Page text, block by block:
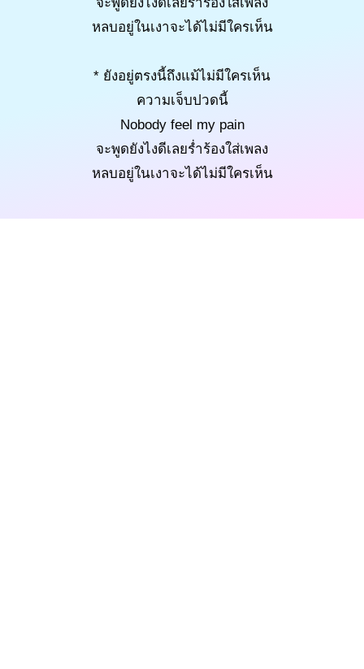
หลบอยู่ในเงาจะได้ไม่มีใครเห็น
* ยังอยู่ตรงนี้ถึงแม้ไม่มีใครเห็น
ความเจ็บปวดนี้
Nobody feel my pain
จะพูดยังไงดีเลยร่ำร้องใส่เพลง
หลบอยู่ในเงาจะได้ไม่มีใครเห็น